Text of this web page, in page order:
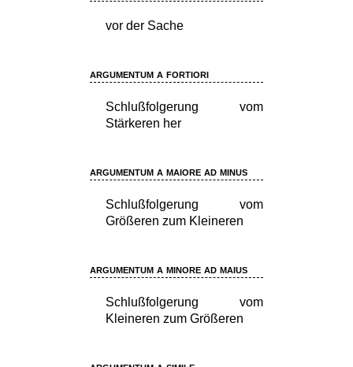
vor der Sache
argumentum a fortiori
Schlußfolgerung vom
Stärkeren her
argumentum a maiore ad minus
Schlußfolgerung vom
Größeren zum Kleineren
argumentum a minore ad maius
Schlußfolgerung vom
Kleineren zum Größeren